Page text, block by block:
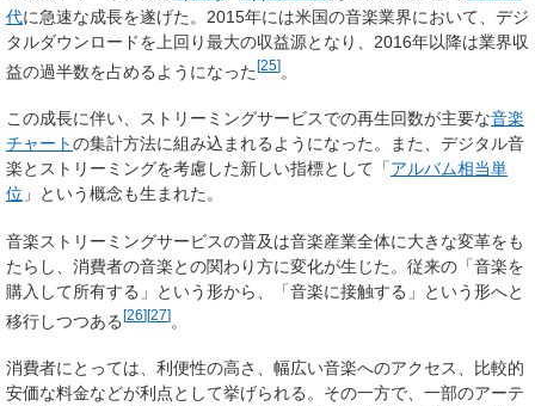
代に急速な成長を遂げた。2015年には米国の音楽業界において、デジ
タルダウンロードを上回り最大の収益源となり、2016年以降は業界収
益の過半数を占めるようになった[25]。
この成長に伴い、ストリーミングサービスでの再生回数が主要な音楽
チャートの集計方法に組み込まれるようになった。また、デジタル音
楽とストリーミングを考慮した新しい指標として「アルバム相当単
位 」という概念も生まれた。
音楽ストリーミングサービスの普及は音楽産業全体に大きな変革をも
たらし、消費者の音楽との関わり方に変化が生じた。従来の「音楽を
購入して所有する」という形から、「音楽に接触する」という形へと
移行しつつある[26][27]。
消費者にとっては、利便性の高さ、幅広い音楽へのアクセス、比較的
安価な料金などが利点として挙げられる。その一方で、一部のアーテ